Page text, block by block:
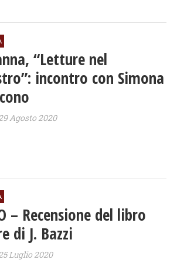
“Letture nel
incontro con Simona
Agosto 2020
– Recensione del libro
di J. Bazzi
Luglio 2020